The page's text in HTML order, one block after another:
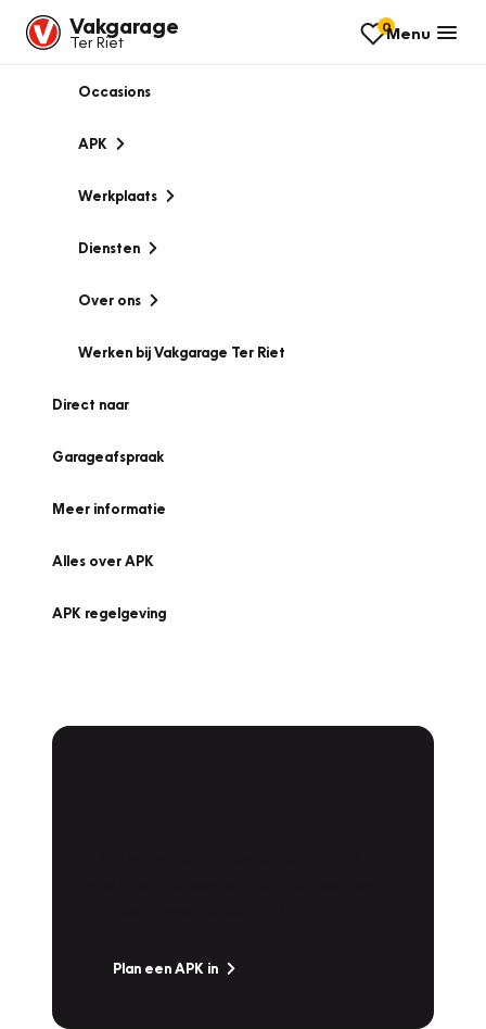
Vakgarage
Ter Riet
0Menu
Occasions
APK
Werkplaats
Diensten
Over ons
Werken bij Vakgarage Ter Riet
Direct naar
Garageafspraak
Meer informatie
Alles over APK
APK regelgeving
Plan een APK in